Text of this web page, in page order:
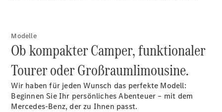
Benz Store
Grand Limousine
Modelle
Ob kompakter Camper, funktionaler
Tourer oder Großraumlimousine.
Wir haben für jeden Wunsch das perfekte Modell:
Beginnen Sie Ihr persönliches Abenteuer – mit dem
Mercedes-Benz, der zu Ihnen passt.